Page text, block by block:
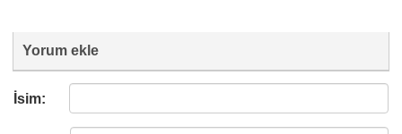
Yorum ekle
İsim: